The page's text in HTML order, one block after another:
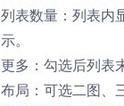
列表数量：列表内
示。
更多：勾选后列表
布局：可选二图、